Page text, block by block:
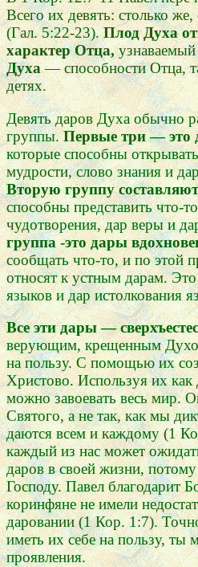
Всего их девять: столько
(Гал. 5:22-23).Плод Духа
характер Отца,
Духа— способности Отца,
детях.
Девять даров Духа обычно
группы. Первые три — это
которые способны
мудрости, слово знания и
Вторую группу
способны представить что-
чудотворения, дар веры и
группа -это дары
сообщать что-то, и по этой
относят к устным дарам.
языков и дар истолкования
Все эти дары —
верующим, крещенным
на пользу. С помощью их
Христово. Используя их
можно завоевать весь мир.
Святого, а не так, как мы
даются всем и каждому (1
каждый из нас может
даров в своей жизни,
Господу. Павел благодарит
коринфяне не имели
даровании (1 Кор. 1:7).
иметь их себе на пользу,
проявления.